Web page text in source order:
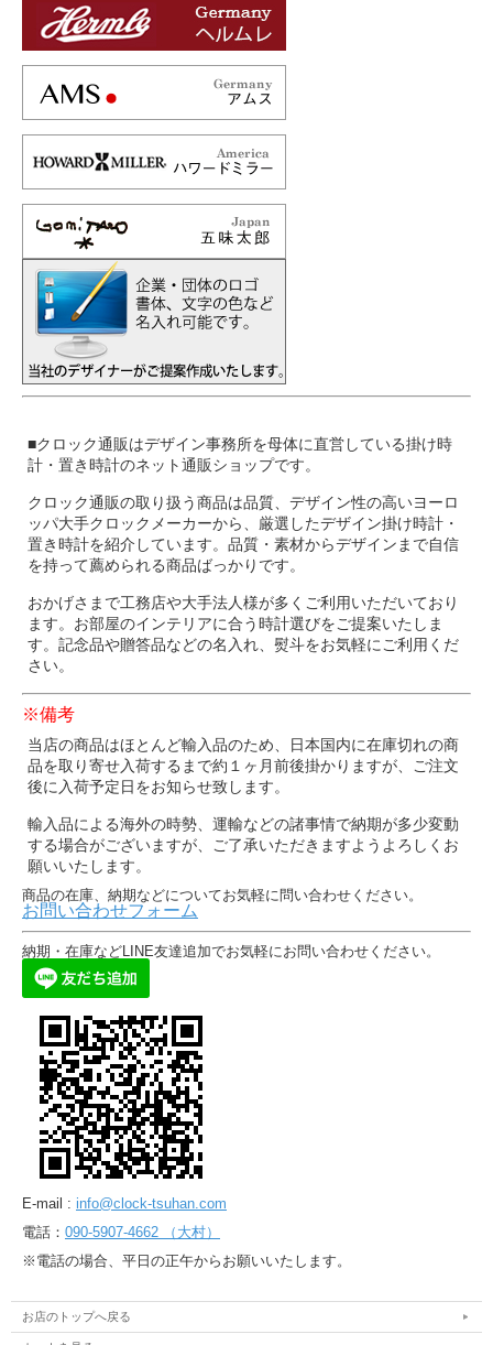
■クロック通販はデザイン事務所を母体に直営している掛け時
計・置き時計のネット通販ショップです。
クロック通販の取り扱う商品は品質、デザイン性の高いヨーロ
ッパ大手クロックメーカーから、厳選したデザイン掛け時計・
置き時計を紹介しています。品質・素材からデザインまで自信
を持って薦められる商品ばっかりです。
おかげさまで工務店や大手法人様が多くご利用いただいており
ます。お部屋のインテリアに合う時計選びをご提案いたしま
す。記念品や贈答品などの名入れ、熨斗をお気軽にご利用くだ
さい。
※備考
当店の商品はほとんど輸入品のため、日本国内に在庫切れの商
品を取り寄せ入荷するまで約１ヶ月前後掛かりますが、ご注文
後に入荷予定日をお知らせ致します。
輸入品による海外の時勢、運輸などの諸事情で納期が多少変動
する場合がございますが、ご了承いただきますようよろしくお
願いいたします。
商品の在庫、納期などについてお気軽に問い合わせください。
お問い合わせフォーム
納期・在庫などLINE友達追加でお気軽にお問い合わせください。
E-mail : info@clock-tsuhan.com
電話： 090-5907-4662 （大村）
※電話の場合、平日の正午からお願いいたします。
お店のトップへ戻る